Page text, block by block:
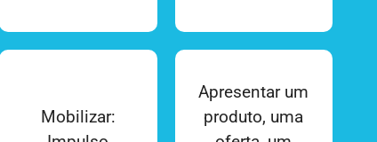
Mobilizar:
Apresentar um
produto, uma